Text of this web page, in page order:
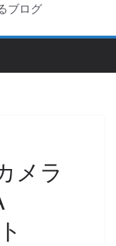
ブログ
メラ